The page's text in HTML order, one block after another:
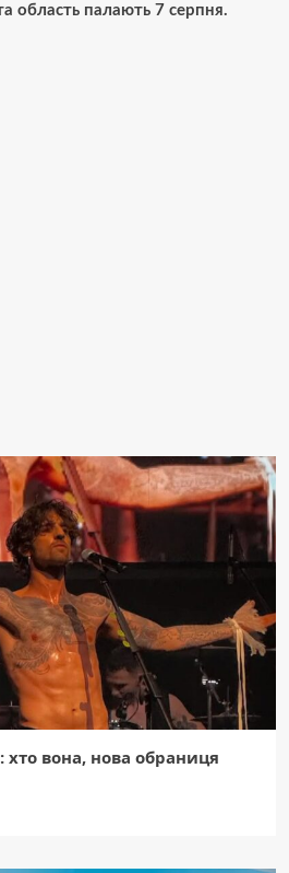
область палають 7 серпня.
хто вона, нова обраниця